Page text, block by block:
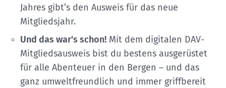
Jahres gibt’s den Ausweis für das neue
Mitgliedsjahr.
Und das war's schon! Mit dem digitalen DAV-
Mitgliedsausweis bist du bestens ausgerüstet
für alle Abenteuer in den Bergen – und das
ganz umweltfreundlich und immer griffbereit